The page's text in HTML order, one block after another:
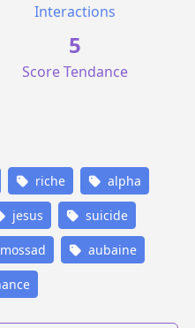
Interactions
5
Score Tendance
riche alpha
jesus suicide
mossad aubaine